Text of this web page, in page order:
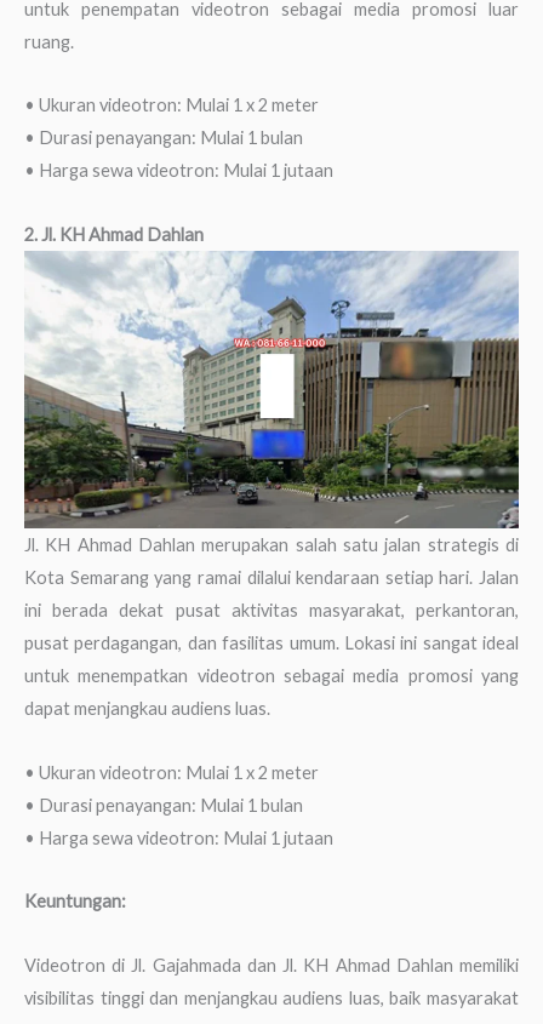
untuk penempatan videotron sebagai media promosi luar
ruang.
• Ukuran videotron: Mulai 1 x 2 meter
• Durasi penayangan: Mulai 1 bulan
• Harga sewa videotron: Mulai 1 jutaan
2. Jl. KH Ahmad Dahlan
Jl. KH Ahmad Dahlan merupakan salah satu jalan strategis di
Kota Semarang yang ramai dilalui kendaraan setiap hari. Jalan
ini berada dekat pusat aktivitas masyarakat, perkantoran,
pusat perdagangan, dan fasilitas umum. Lokasi ini sangat ideal
untuk menempatkan videotron sebagai media promosi yang
dapat menjangkau audiens luas.
• Ukuran videotron: Mulai 1 x 2 meter
• Durasi penayangan: Mulai 1 bulan
• Harga sewa videotron: Mulai 1 jutaan
Keuntungan:
Videotron di Jl. Gajahmada dan Jl. KH Ahmad Dahlan memiliki
visibilitas tinggi dan menjangkau audiens luas, baik masyarakat